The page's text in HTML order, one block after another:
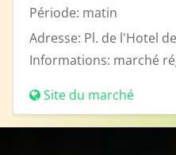
Période: matin
Adresse: Pl. de l'Hotel
Informations: marché
Site du marché